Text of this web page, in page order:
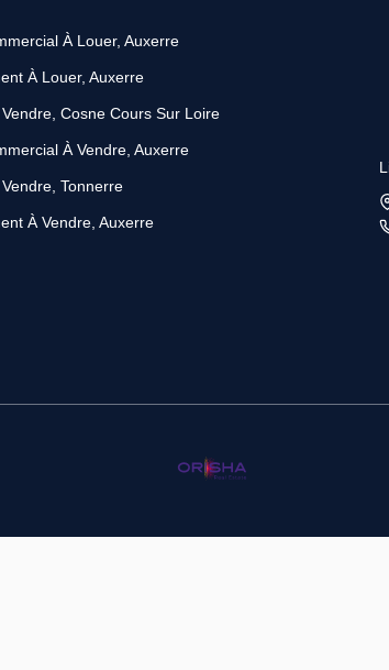
À Louer, Auxerre
À Louer, Auxerre
Cosne Cours Sur Loire
À Vendre, Auxerre
Tonnerre
À Vendre, Auxerre